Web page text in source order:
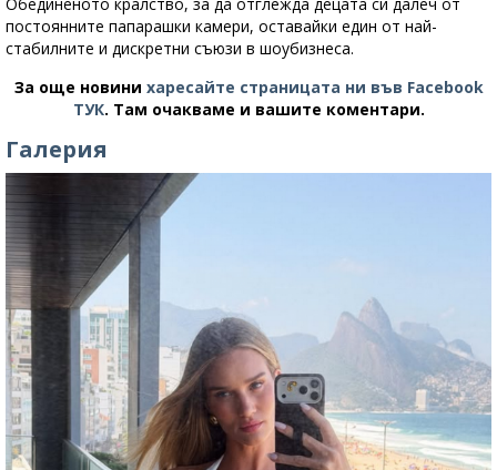
Обединеното кралство, за да отглежда децата си далеч от
постоянните папарашки камери, оставайки един от най-
стабилните и дискретни съюзи в шоубизнеса.
За още новини харесайте страницата ни във Facebook
ТУК. Там очакваме и вашите коментари.
Галерия